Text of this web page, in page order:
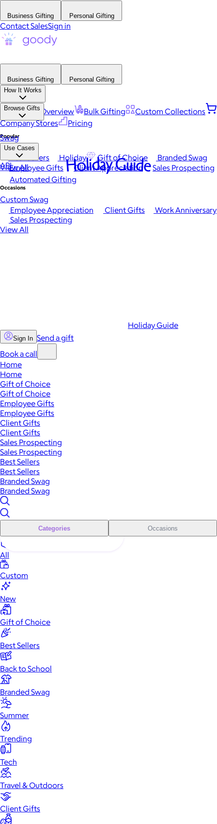
Business Gifting Personal Gifting
Contact SalesSign in
Business Gifting
Personal Gifting
How It Works
Platform Overview Bulk Gifting
Custom Collections
Company Stores
Pricing
Browse Gifts
Popular
Best Sellers Holiday Gift of Choice
Branded Swag
View All
Occasions
Employee Appreciation Client Gifts
Work Anniversary
Sales Prospecting
View All
Swag
Use Cases
Employee Gifts Client Appreciation
Sales Prospecting
Automated Gifting
Custom Swag
API Holiday Guide
Holiday Guide
Sign In Send a gift
Book a call
Home
Home
Gift of Choice
Gift of Choice
Employee Gifts
Employee Gifts
Client Gifts
Client Gifts
Sales Prospecting
Sales Prospecting
Best Sellers
Best Sellers
Branded Swag
Branded Swag
Categories Occasions
All
Custom
New
Gift of Choice
Best Sellers
Back to School
Branded Swag
Summer
Trending
Tech
Travel & Outdoors
Client Gifts